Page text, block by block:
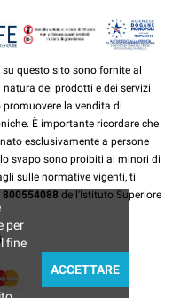
questo sito sono fornite al
dei prodotti e dei servizi
la vendita di
È importante ricordare che
esclusivamente a persone
svapo sono proibiti ai minori di
sulle normative vigenti, ti
800554088 dell'Istituto Superiore
per
fine
ACCETTARE